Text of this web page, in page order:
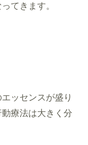
てきます。
ッセンスが盛り
療法は大きく分